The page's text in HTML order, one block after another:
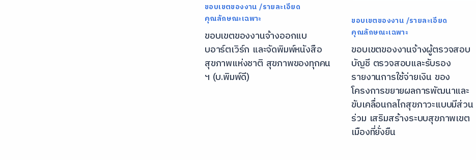
ขอบเขตของงาน /รายละเอียด
คุณลักษณะเฉพาะ
ขอบเขตของงานจ้างออกแบ
บอาร์ตเวิร์ก และจัดพิมพ์หนังสือ
สุขภาพแห่งชาติ สุขภาพของทุกคน
ฯ (บ.พิมพ์ดี)
ขอบเขตของงาน /รายละเอียด
คุณลักษณะเฉพาะ
ขอบเขตของงานจ้างผู้ตรวจสอบ
บัญชี ตรวจสอบและรับรอง
รายงานการใช้จ่ายเงิน ของ
โครงการขยายผลการพัฒนาและ
ขับเคลื่อนกลไกสุขภาวะแบบมีส่วน
ร่วม เสริมสร้างระบบสุขภาพเขต
เมืองที่ยั่งยืน